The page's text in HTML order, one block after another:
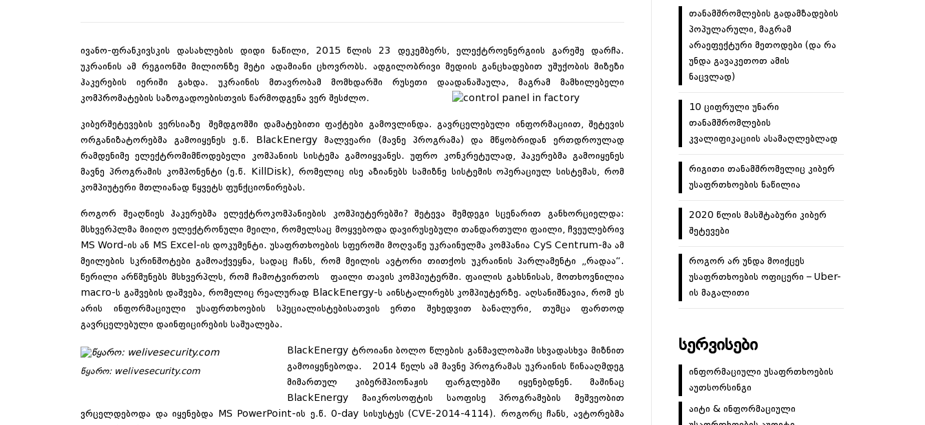
ივანო-ფრანკივსკის დასახლების დიდი ნაწილი, 2015 წლის 23 დეკემბერს, ელექტროენერგიის გარეშე დარჩა.
უკრაინის ამ რეგიონში მილიონზე მეტი ადამიანი ცხოვრობს. ადგილობრივი მედიის განცხადებით უშუქობის მიზეზი
ჰაკერების იერიში გახდა. უკრაინის მთავრობამ მომხდარში რუსეთი დაადანაშაულა, მაგრამ მამხილებელი
კომპრომატების საზოგადოებისთვის წარმოდგენა ვერ შესძლო.
კიბერშეტევების ვერსიაზე შემდგომში დამატებითი ფაქტები გამოვლინდა. გავრცელებული ინფორმაციით, შეტევის
ორგანიზატორებმა გამოიყენეს ე.წ. BlackEnergy მალვეარი (მავნე პროგრამა) და მწყობრიდან ერთდროულად
რამდენიმე ელექტრომიმწოდებელი კომპანიის სისტემა გამოიყვანეს. უფრო კონკრეტულად, ჰაკერებმა გამოიყენეს
მავნე პროგრამის კომპონენტი (ე.წ. KillDisk), რომელიც ისე აზიანებს სამიზნე სისტემის ოპერაციულ სისტემას, რომ
კომპიუტერი მთლიანად წყვეტს ფუნქციონირებას.
როგორ შეაღწიეს ჰაკერებმა ელექტროკომპანიების კომპიუტერებში? შეტევა შემდეგი სცენარით განხორციელდა:
მსხვერპლმა მიიღო ელექტრონული მეილი, რომელსაც მოყვებოდა დავირუსებული თანდართული ფაილი, ჩვეულებრივ
MS Word-ის ან MS Excel-ის დოკუმენტი. უსაფრთხოების სფეროში მოღვაწე უკრაინულმა კომპანია CyS Centrum-მა ამ
მეილების სკრინშოტები გამოაქვეყნა, სადაც ჩანს, რომ მეილის ავტორი თითქოს უკრაინის პარლამენტი „რადაა“.
წერილი არწმუნებს მსხვერპლს, რომ ჩამოტვირთოს ფაილი თავის კომპიუტერში. ფაილის გახსნისას, მოთხოვნილია
macro-ს გაშვების დაშვება, რომელიც რეალურად BlackEnergy-ს აინსტალირებს კომპიუტერზე. აღსანიშნავია, რომ ეს
არის ინფორმაციული უსაფრთხოების სპეციალისტებისათვის ერთი შეხედვით ბანალური, თუმცა ფართოდ
გავრცელებული დაინფიცირების საშუალება.
წყარო: welivesecurity.com
BlackEnergy ტროიანი ბოლო წლების განმავლობაში სხვადასხვა მიზნით
გამოიყენებოდა. 2014 წელს ამ მავნე პროგრამას უკრაინის წინააღმდეგ
მიმართულ კიბერშპიონაჟის ფარგლებში იყენებდნენ. მაშინაც
BlackEnergy მაიკროსოფტის საოფისე პროგრამების მეშვეობით
ვრცელდებოდა და იყენებდა MS PowerPoint-ის ე.წ. 0-day სისუსტეს (CVE-2014-4114). როგორც ჩანს, ავტორებმა
თანამშრომლების გადამზადების
პოპულარული, მაგრამ
არაეფექტური მეთოდები (და რა
უნდა გავაკეთოთ ამის
ნაცვლად)
10 ციფრული უნარი
თანამშრომლების
კვალიფიკაციის ასამაღლებლად
რიგითი თანამშრომელიც კიბერ
უსაფრთხოების ნაწილია
2020 წლის მასშტაბური კიბერ
შეტევები
როგორ არ უნდა მოიქცეს
უსაფრთხოების ოფიცერი – Uber-
ის მაგალითი
ᲡᲔᲠᲕᲘᲡᲔᲑᲘ
ინფორმაციული უსაფრთხოების
აუთსორსინგი
აიტი & ინფორმაციული